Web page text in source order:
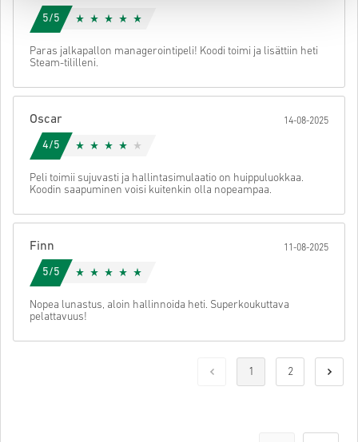
5/5
Paras jalkapallon managerointipeli! Koodi toimi ja lisättiin heti
Steam-tililleni.
Oscar 14-08-2025
4/5
Peli toimii sujuvasti ja hallintasimulaatio on huippuluokkaa.
Koodin saapuminen voisi kuitenkin olla nopeampaa.
Finn 11-08-2025
5/5
Nopea lunastus, aloin hallinnoida heti. Superkoukuttava
pelattavuus!
1 2